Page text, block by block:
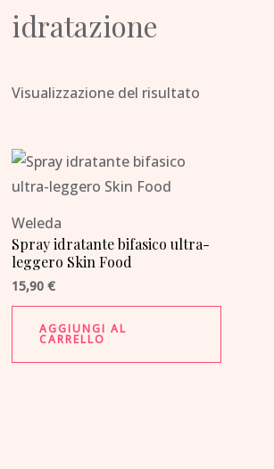
idratazione
Visualizzazione del risultato
Weleda
Spray idratante bifasico ultra-
leggero Skin Food
15,90 €
AGGIUNGI AL
CARRELLO